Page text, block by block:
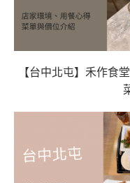
【台中北屯】禾作食